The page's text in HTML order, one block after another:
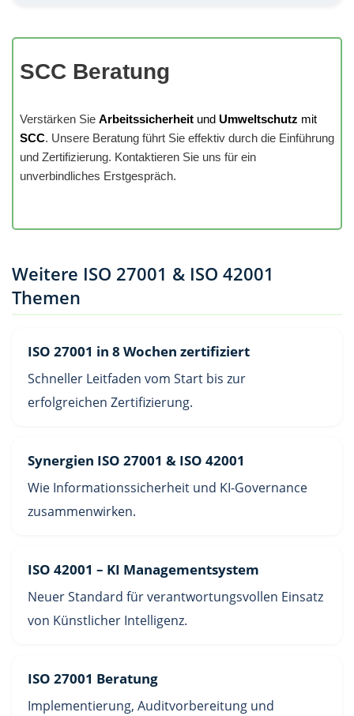
SCC Beratung
Verstärken Sie Arbeitssicherheit und Umweltschutz mit
SCC. Unsere Beratung führt Sie effektiv durch die Einführung
und Zertifizierung. Kontaktieren Sie uns für ein
unverbindliches Erstgespräch.
Weitere ISO 27001 & ISO 42001
Themen
ISO 27001 in 8 Wochen zertifiziert
Schneller Leitfaden vom Start bis zur
erfolgreichen Zertifizierung.
Synergien ISO 27001 & ISO 42001
Wie Informationssicherheit und KI-Governance
zusammenwirken.
ISO 42001 – KI Managementsystem
Neuer Standard für verantwortungsvollen Einsatz
von Künstlicher Intelligenz.
ISO 27001 Beratung
Implementierung, Auditvorbereitung und